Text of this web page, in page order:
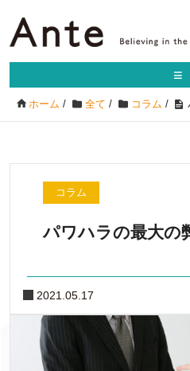
≡
ホーム / 全て / コラム /
コラム
パワハラの最大の
2021.05.17